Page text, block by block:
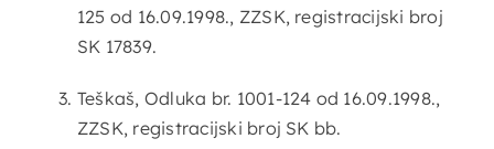
125 od 16.09.1998., ZZSK, registracijski broj
SK 17839.
Teškaš, Odluka br. 1001-124 od 16.09.1998.,
ZZSK, registracijski broj SK bb.